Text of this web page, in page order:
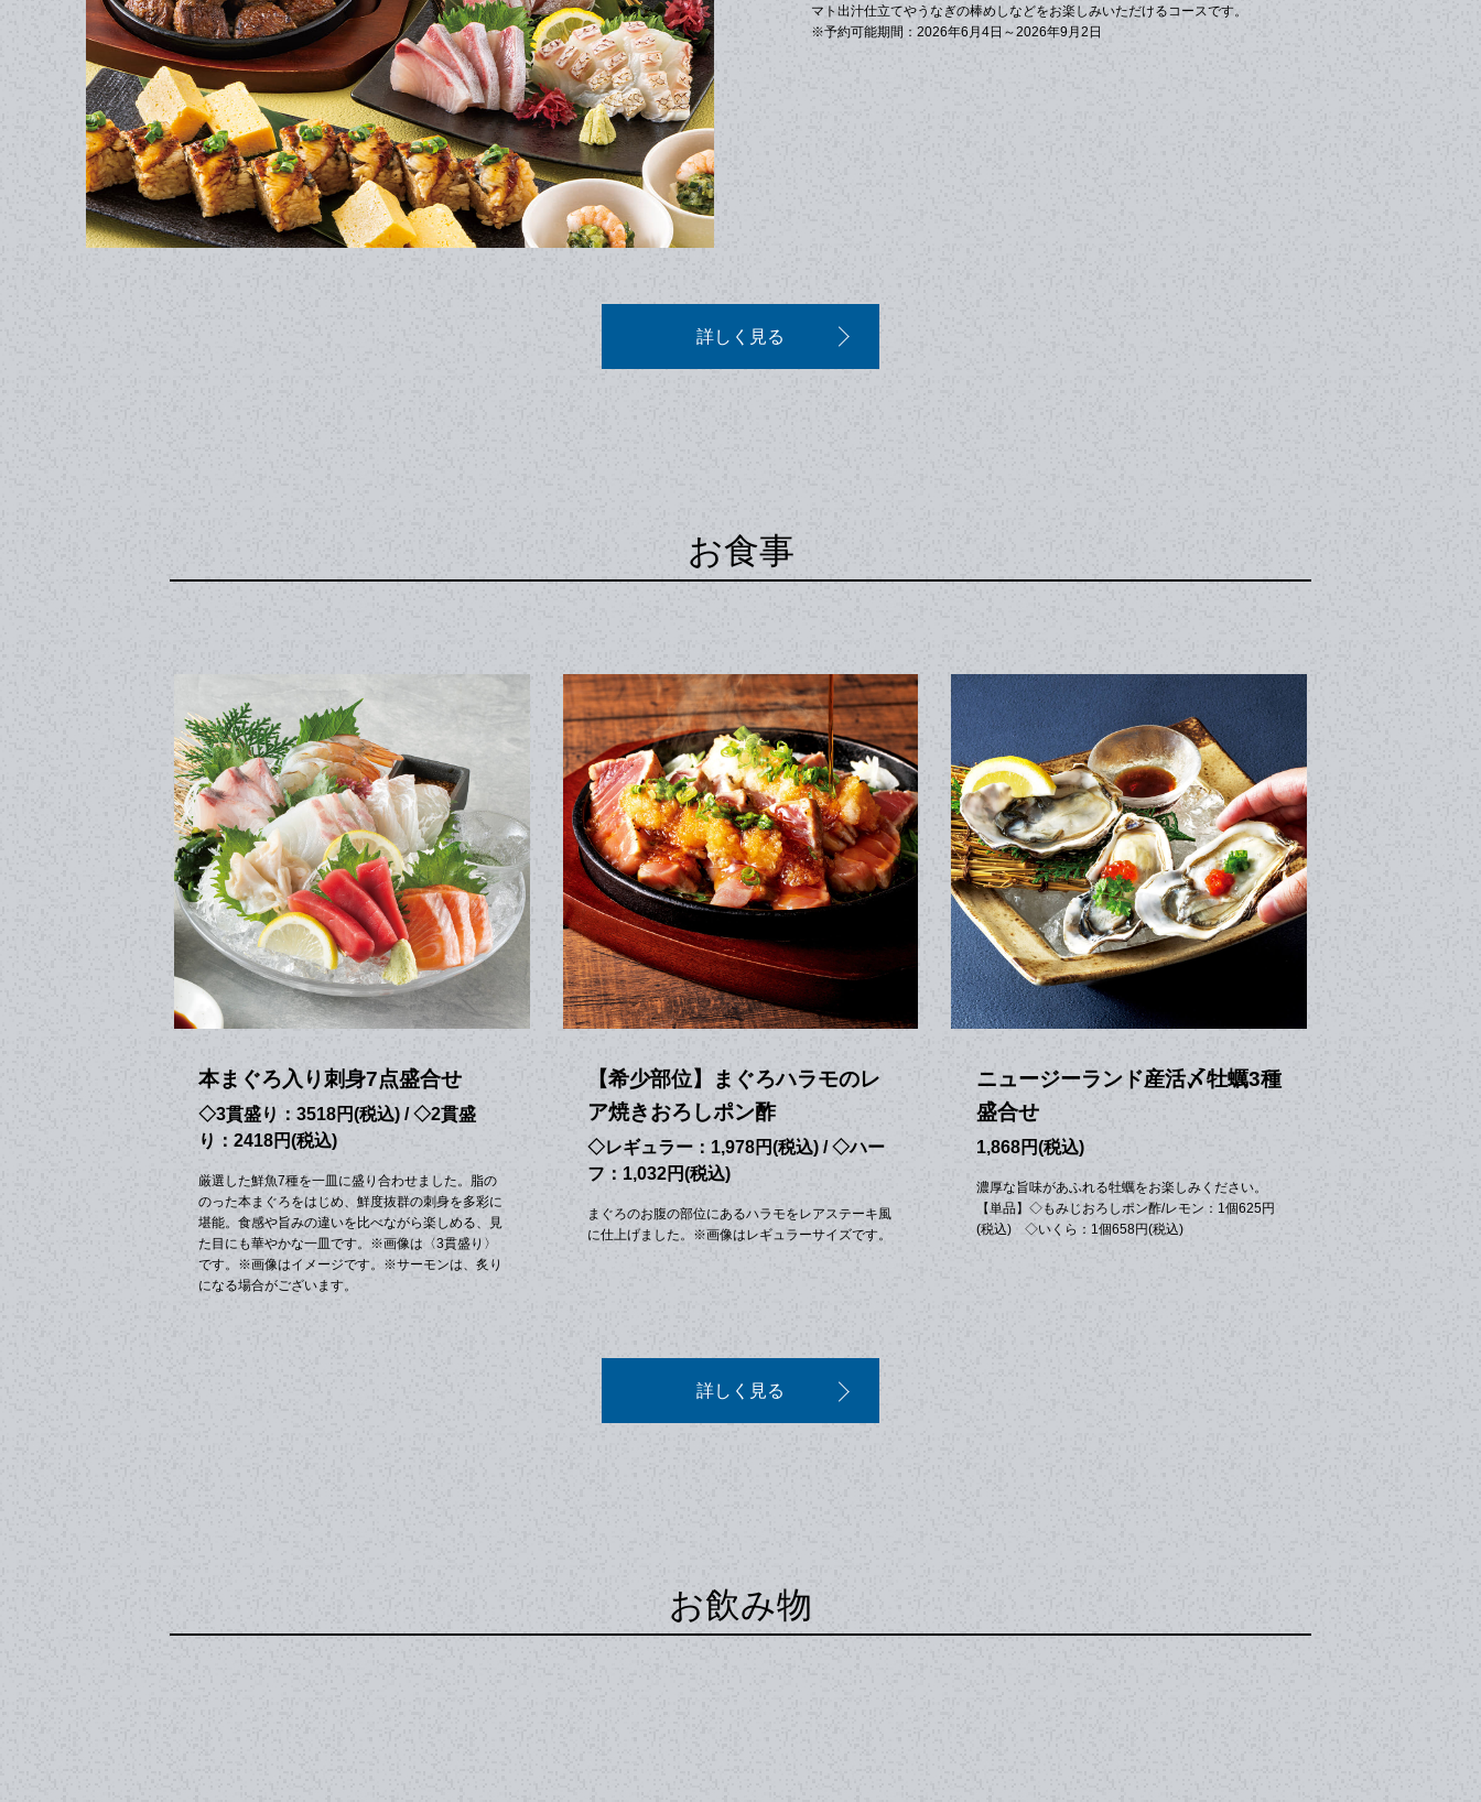
マト出汁仕立てやうなぎの棒めしなどをお楽しみいただけるコースです。
※予約可能期間：2026年6月4日～2026年9月2日
詳しく見る
お食事
本まぐろ入り刺身7点盛合せ
◇3貫盛り：3518円(税込) / ◇2貫盛
り：2418円(税込)
厳選した鮮魚7種を一皿に盛り合わせました。脂の
のった本まぐろをはじめ、鮮度抜群の刺身を多彩に
堪能。食感や旨みの違いを比べながら楽しめる、見
た目にも華やかな一皿です。※画像は〈3貫盛り〉
です。※画像はイメージです。※サーモンは、炙り
になる場合がございます。
【希少部位】まぐろハラモのレ
ア焼きおろしポン酢
◇レギュラー：1,978円(税込) / ◇ハー
フ：1,032円(税込)
まぐろのお腹の部位にあるハラモをレアステーキ風
に仕上げました。※画像はレギュラーサイズです。
ニュージーランド産活〆牡蠣3種
盛合せ
1,868円(税込)
濃厚な旨味があふれる牡蠣をお楽しみください。
【単品】◇もみじおろしポン酢/レモン：1個625円
(税込) ◇いくら：1個658円(税込)
詳しく見る
お飲み物